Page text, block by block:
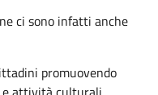
ci sono infatti anche
promuovendo